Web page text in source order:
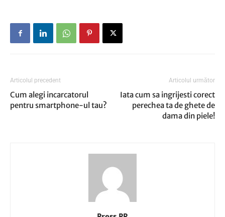
Articolul precedent
Cum alegi incarcatorul
pentru smartphone-ul tau?
Articolul următor
Iata cum sa ingrijesti corect
perechea ta de ghete de
dama din piele!